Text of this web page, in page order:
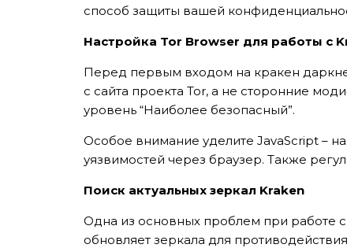
способ защиты вашей
Настройка Tor Browser для работы с
Перед первым входом на кракен
с сайта проекта Tor, а не сторонние
уровень “Наиболее безопасный”.
Особое внимание уделите JavaScript –
уязвимостей через браузер. Также
Поиск актуальных зеркал Kraken
Одна из основных проблем при работе
обновляет зеркала для